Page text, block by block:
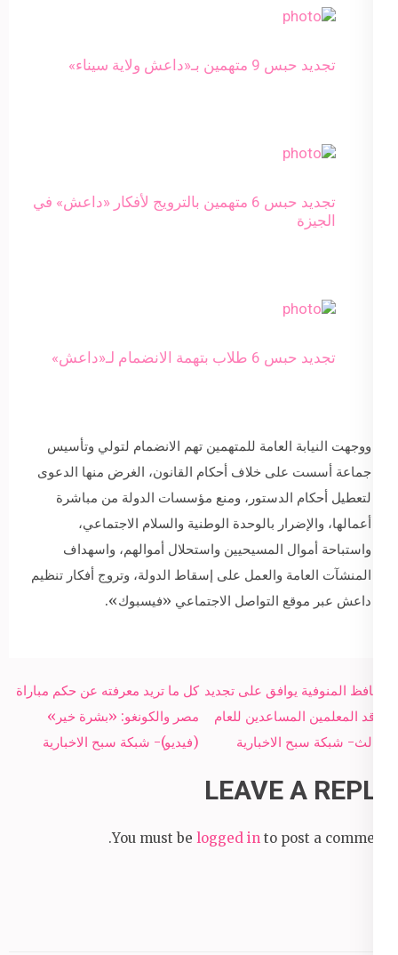
تجديد حبس 9 متهمين بـ«داعش ولاية سيناء»
تجديد حبس 6 متهمين بالترويج لأفكار «داعش» في
الجيزة
تجديد حبس 6 طلاب بتهمة الانضمام لـ«داعش»
ووجهت النيابة العامة للمتهمين تهم الانضمام لتولي وتأسيس
جماعة أسست على خلاف أحكام القانون، الغرض منها الدعوى
لتعطيل أحكام الدستور، ومنع مؤسسات الدولة من مباشرة
أعمالها، والإضرار بالوحدة الوطنية والسلام الاجتماعي،
واستباحة أموال المسيحيين واستحلال أموالهم، واسهداف
المنشآت العامة والعمل على إسقاط الدولة، وتروج أفكار تنظيم
داعش عبر موقع التواصل الاجتماعي «فيسبوك».
Post
navigation
كل ما تريد معرفته عن حكم مباراة
مصر والكونغو: «بشرة خير»
(فيديو)- شبكة سبح الاخبارية
محافظ المنوفية يوافق على تجديد
تعاقد المعلمين المساعدين للعام
الثالث- شبكة سبح الاخبارية
LEAVE A REPLY
You must be logged in to post a comment.